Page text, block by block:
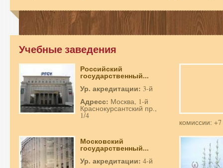
Учебные заведения
Российский
государственный...
Ур. акредитации: 3-й
Адресс: Москва, 1-й
Краснокурсантский пр.,
1/4
комиссии:
Московский
государственный...
Ур. акредитации: 4-й